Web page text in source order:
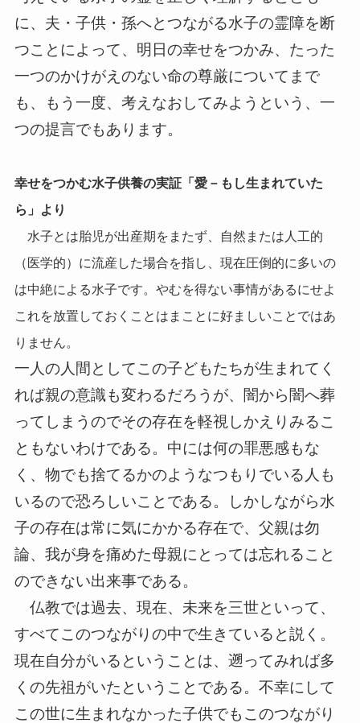
に、夫・子供・孫へとつながる水子の霊障を断
つことによって、明日の幸せをつかみ、たった
一つのかけがえのない命の尊厳についてまで
も、もう一度、考えなおしてみようという、一
つの提言でもあります。
幸せをつかむ水子供養の実証「愛－もし生まれていた
ら」より
水子とは胎児が出産期をまたず、自然または人工的
（医学的）に流産した場合を指し、現在圧倒的に多いの
は中絶による水子です。やむを得ない事情があるにせよ
これを放置しておくことはまことに好ましいことではあ
りません。
一人の人間としてこの子どもたちが生まれてく
れば親の意識も変わるだろうが、闇から闇へ葬
ってしまうのでその存在を軽視しかえりみるこ
ともないわけである。中には何の罪悪感もな
く、物でも捨てるかのようなつもりでいる人も
いるので恐ろしいことである。しかしながら水
子の存在は常に気にかかる存在で、父親は勿
論、我が身を痛めた母親にとっては忘れること
のできない出来事である。
仏教では過去、現在、未来を三世といって、
すべてこのつながりの中で生きていると説く。
現在自分がいるということは、遡ってみれば多
くの先祖がいたということである。不幸にして
この世に生まれなかった子供でもこのつながり